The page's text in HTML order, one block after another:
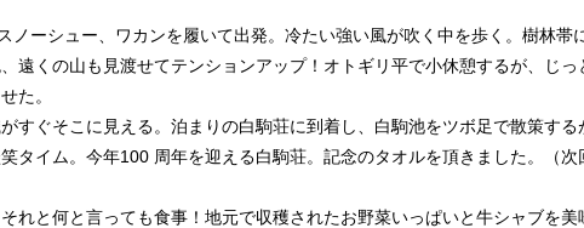
ーシュー、ワカンを履いて出発。冷たい強い風が吹く中を歩く。樹林帯
遠くの山も見渡せてテンションアップ！オトギリ平で小休憩するが、じっ
せた。
すぐそこに見える。泊まりの白駒荘に到着し、白駒池をツボ足で散策する
タイム。今年100 周年を迎える白駒荘。記念のタオルを頂きました。（次
れと何と言っても食事！地元で収穫されたお野菜いっぱいと牛シャブを美